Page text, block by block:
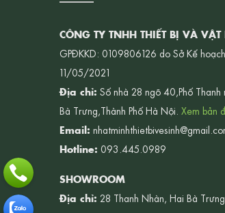
CÔNG TY TNHH THIẾT BỊ VÀ
GPĐKKD: 0109806126 do Sở Kế
11/05/2021
Địa chỉ: Số nhà 28 ngõ 40,Phố
Bà Trưng,Thành Phố Hà Nội. Xem bản
Email:
Hotline: 093.445.0989
SHOWROOM
Địa chỉ: 28 Thanh Nhàn, Hai Bà